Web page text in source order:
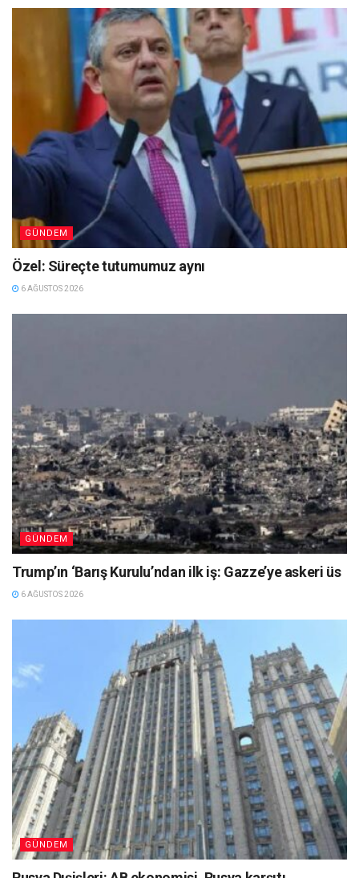
GÜNDEM
Özel: Süreçte tutumumuz aynı
6 AĞUSTOS 2026
GÜNDEM
Trump’ın ‘Barış Kurulu’ndan ilk iş: Gazze’ye askeri üs
6 AĞUSTOS 2026
GÜNDEM